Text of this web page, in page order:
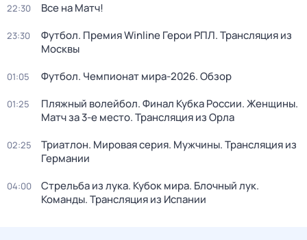
22:30 Все на Матч!
23:30
Футбол. Премия Winline Герои РПЛ. Трансляция из
Москвы
01:05 Футбол. Чемпионат мира-2026. Обзор
01:25
Пляжный волейбол. Финал Кубка России. Женщины.
Матч за 3-е место. Трансляция из Орла
02:25
Триатлон. Мировая серия. Мужчины. Трансляция из
Германии
04:00
Стрельба из лука. Кубок мира. Блочный лук.
Команды. Трансляция из Испании